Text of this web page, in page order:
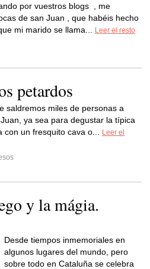
por vuestros blogs , me
de san Juan , que habéis hecho
mi marido se llama...
Leer el resto
petardos
saldremos miles de personas a
ya sea para degustar la típica
con un fresquito cava o...
Leer el
y la mágia.
Desde tiempos inmemoriales en
algunos lugares del mundo, pero
sobre todo en Cataluña se celebra